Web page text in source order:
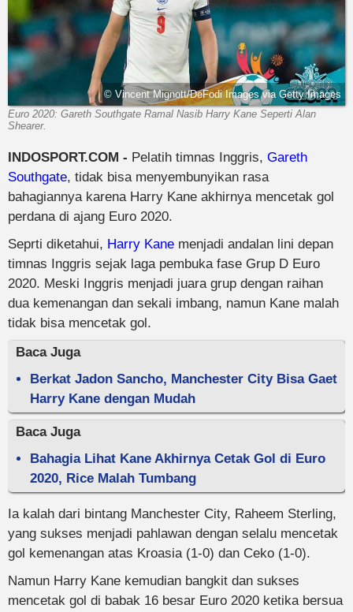
© Vincent Mignott/DeFodi Images via Getty Images
Euro 2020: Gareth Southgate Ramal Nasib Harry Kane Seperti Alan
Shearer.
INDOSPORT.COM - Pelatih timnas Inggris, Gareth
Southgate, tidak bisa menyembunyikan rasa
bahagiannya karena Harry Kane akhirnya mencetak gol
perdana di ajang Euro 2020.
Seprti diketahui, Harry Kane menjadi andalan lini depan
timnas Inggris sejak laga pembuka fase Grup D Euro
2020. Meski Inggris menjadi juara grup dengan raihan
dua kemenangan dan sekali imbang, namun Kane malah
tidak bisa mencetak gol.
Baca Juga
Berkat Jadon Sancho, Manchester City Bisa Gaet
Harry Kane dengan Mudah
Baca Juga
Bahagia Lihat Kane Akhirnya Cetak Gol di Euro
2020, Rice Malah Tumbang
Ia kalah dari bintang Manchester City, Raheem Sterling,
yang sukses menjadi pahlawan dengan selalu mencetak
gol kemenangan atas Kroasia (1-0) dan Ceko (1-0).
Namun Harry Kane kemudian bangkit dan sukses
mencetak gol di babak 16 besar Euro 2020 ketika bersua